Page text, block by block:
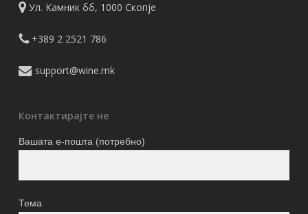
Ул. Камник бб, 1000 Скопје
+389 2 2521 786
support@wine.mk
Контактирајте не
Вашата е-пошта (потребно)
Тема